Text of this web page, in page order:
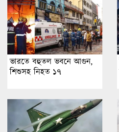
ভারতে বহুতল ভবনে আগুন,
শিশুসহ নিহত ১৭